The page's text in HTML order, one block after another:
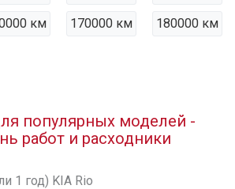
км 170000 км 180000 км
популярных моделей -
работ и расходники
1 год) KIA Rio